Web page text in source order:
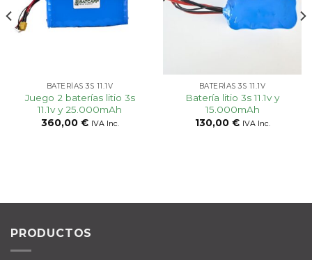
a la
lista
de
BATERÍAS 3S 11.1V
Juego 2 baterías litio 3s
11.1v y 25.000mAh
360,00 € IVA Inc.
de
BATERÍAS 3S 11.1V
Batería litio 3s 11.1v y
15.000mAh
130,00 € IVA Inc.
PRODUCTOS